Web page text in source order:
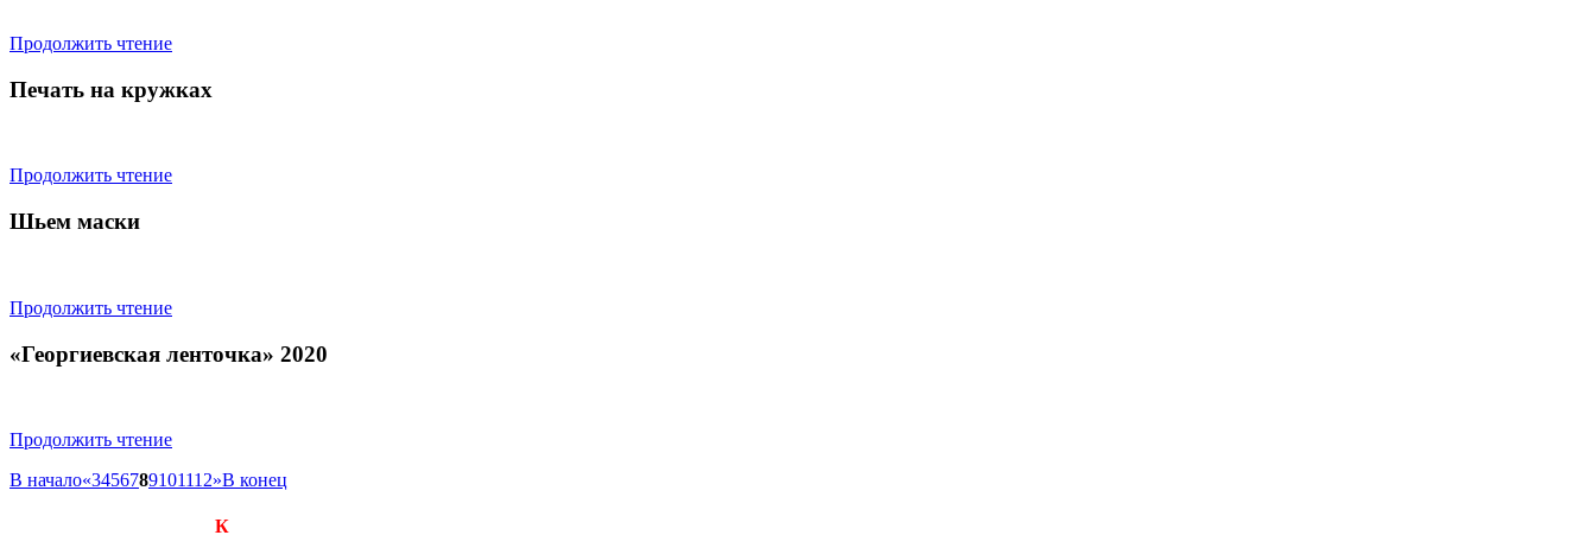
Продолжить чтение
Печать на кружках
Продолжить чтение
Шьем маски
Продолжить чтение
«Георгиевская ленточка» 2020
Продолжить чтение
В начало«3456789101112»В конец
К